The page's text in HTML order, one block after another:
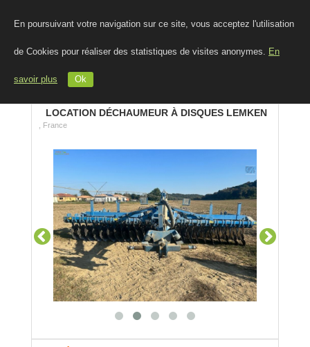
En poursuivant votre navigation sur ce site, vous acceptez l'utilisation
de Cookies pour réaliser des statistiques de visites anonymes. En
savoir plus Ok
LOCATION DÉCHAUMEUR À DISQUES LEMKEN
, France